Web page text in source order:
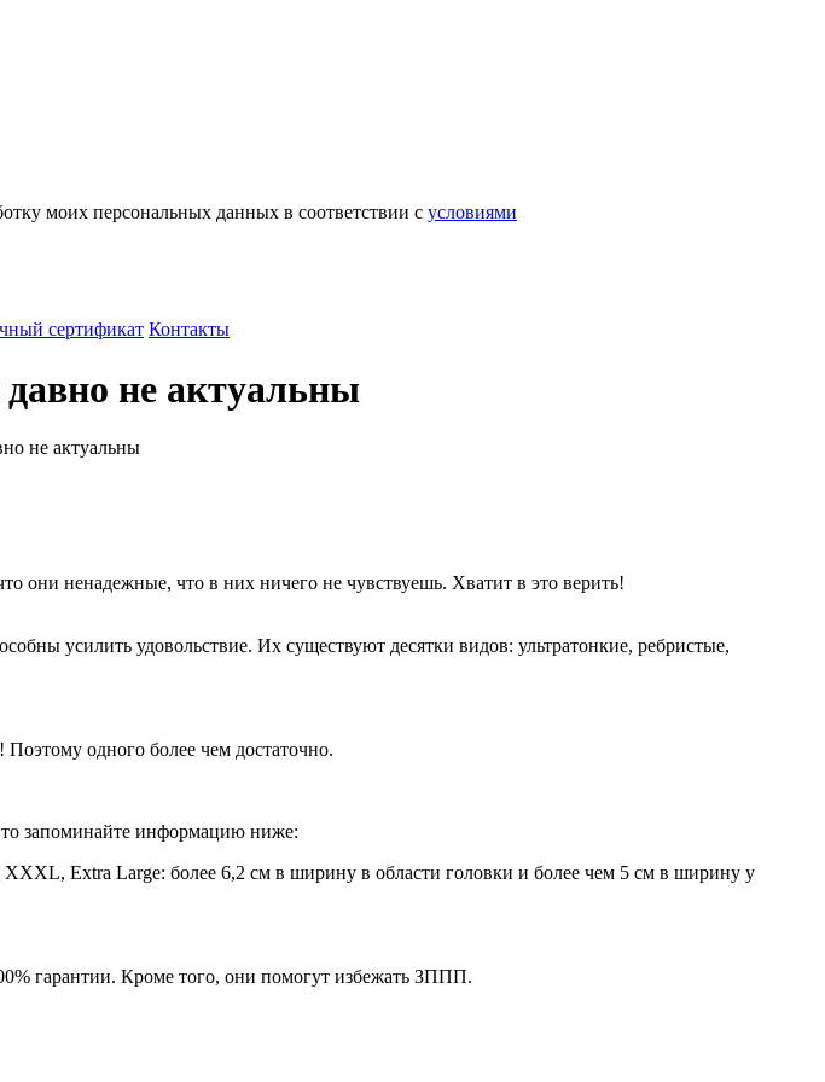
моих персональных данных в соответствии с условиями
сертификат Контакты
не актуальны
не актуальны
они ненадежные, что в них ничего не чувствуешь. Хватит в это верить!
усилить удовольствие. Их существуют десятки видов: ультратонкие, ребристые,
одного более чем достаточно.
то запоминайте информацию ниже:
Extra Large: более 6,2 см в ширину в области головки и более чем 5 см в ширину у
гарантии. Кроме того, они помогут избежать ЗППП.